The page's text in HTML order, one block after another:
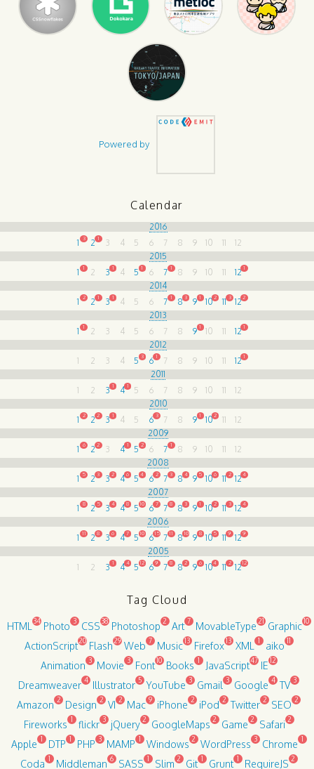
Powered by
Calendar
2016
1 3 2 1 3 4 5 6 7 8 9 10 11
12
2015
1
1 2 3 1 4 5 1 6 7 1 8 9 10 11 121
2014
1 2 2 1 3 1 4 5 6 7 1 8 3 9 1 102 11 3 122
2013
1
1 2 3 4 5 6 7 8 9 1 10 11 121
2012
1
2 3 4 5 3 6 1 7 8 9 10 11 121
2011
1
2 3 1 4 1 5 6 7 8 9 10 11
12
2010
1 2 2 2 3 1 4 5 6 3 7 8 9 1 102 11
12
2009
1 6 2 2 3 4 1 5 2 6 7 1 8 9 10 11
12
2008
1 5 2 3 3 2 4 6 5 4 6 2 7 3 84 9 5 106 11 2 124
2007
1 8 2 5 3 4 4 8 510 6 7 7 8 8 3 9 1 102 11 3 124
2006
1 11 2 8 3 6 4 7 510 615 7 11 810 9 8 105 11 9 129
2005
1
2 3 1 4 4 512 69 7 8 8 2 9 6 104 11 2 1212
Tag Cloud
HTML 34 Photo 3 CSS38 Photoshop 2 Art 7 MovableType 21 Graphic 10
ActionScript20 Flash29 Web 7 Music 13 Firefox 13 XML 1 aiko 11
Animation 3 Movie 3 Font 10 Books 1 JavaScript47 IE 12
Dreamweaver 4 Illustrator 5 YouTube 3 Gmail 3 Google 4 TV 3
Amazon 2 Design 2 VI 2 Mac 9 iPhone 2 iPod 2 Twitter 2 SEO 2
Fireworks 1 flickr 3 jQuery 2 GoogleMaps 2 Game 2 Safari 2
Apple 1 DTP 1 PHP 3 MAMP 1 Windows 2 WordPress 3 Chrome 1
Coda 1 Middleman 6 SASS 1 Slim 2 Git 1 Grunt 1 RequireJS 2